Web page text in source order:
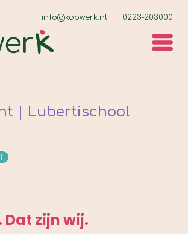
info@kopwerk.nl 0223-203000
| Lubertischool
Dat zijn wij.